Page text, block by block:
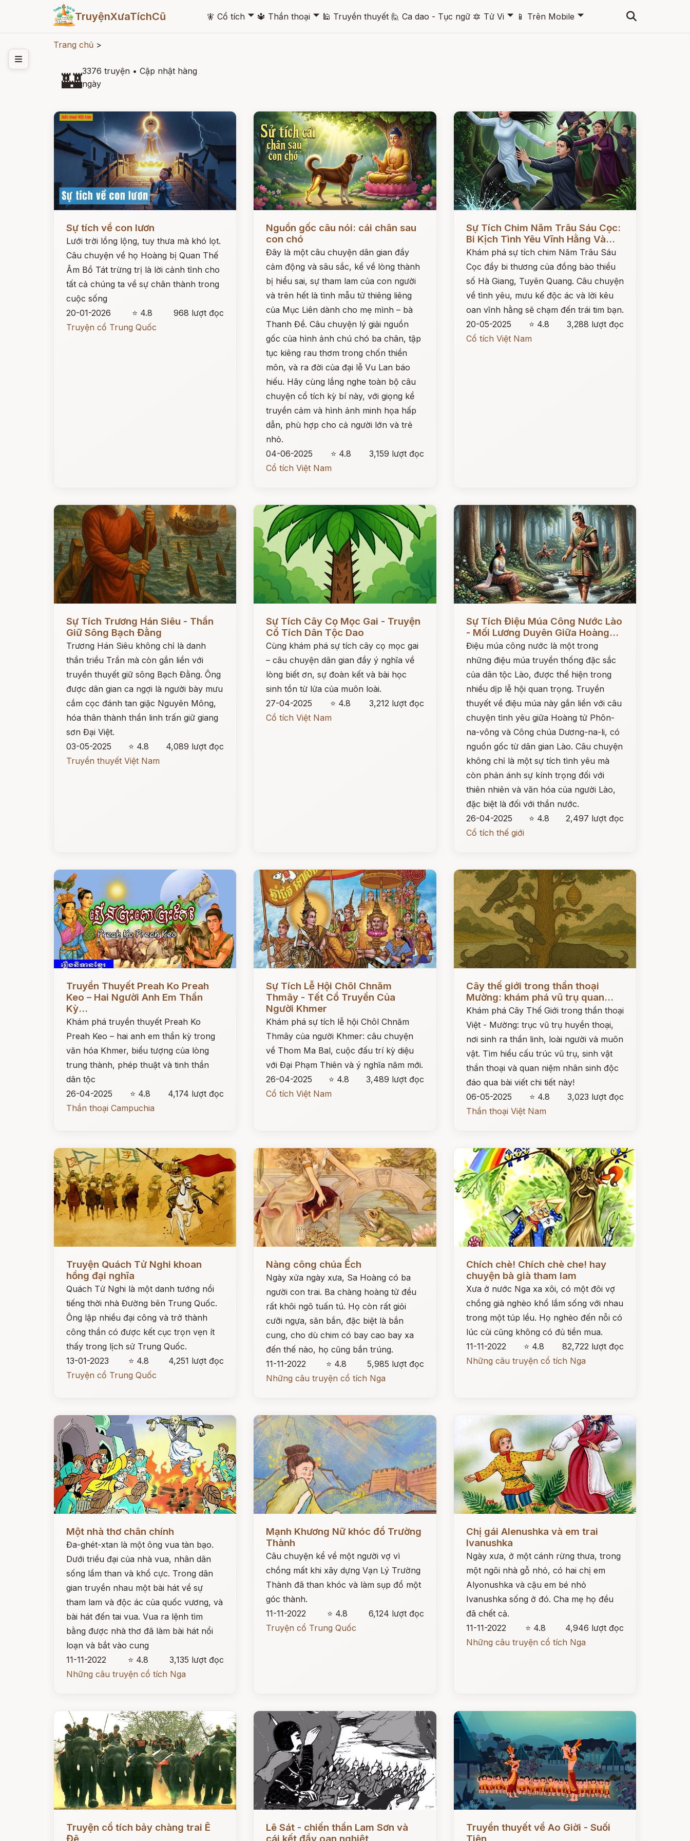
TruyệnXưaTíchCũ 🧚 Cổ tích 🞃 🔱 Thần thoại 🞃 🕌 Truyền thuyết 🙋 Ca dao - Tục ngữ 🔯 Tử Vi 🞃 📱 Trên Mobile 🞃
Trang chủ >
🏰3376 truyện • Cập nhật hàng
ngày
Sự tích về con lươn
Lưới trời lồng lộng, tuy thưa mà khó lọt.
Câu chuyện về họ Hoàng bị Quan Thế
Âm Bồ Tát trừng trị là lời cảnh tỉnh cho
tất cả chúng ta về sự chân thành trong
cuộc sống
20-01-2026
⭐ 4.8
968 lượt đọc
Truyện cổ Trung Quốc
Đọc ngay
Nguồn gốc câu nói: cái chân sau
con chó
Đây là một câu chuyện dân gian đầy
cảm động và sâu sắc, kể về lòng thành
bị hiểu sai, sự tham lam của con người
và trên hết là tình mẫu tử thiêng liêng
của Mục Liên dành cho mẹ mình – bà
Thanh Đề. Câu chuyện lý giải nguồn
gốc của hình ảnh chú chó ba chân, tập
tục kiêng rau thơm trong chốn thiền
môn, và ra đời của đại lễ Vu Lan báo
hiếu. Hãy cùng lắng nghe toàn bộ câu
chuyện cổ tích kỳ bí này, với giọng kể
truyền cảm và hình ảnh minh họa hấp
dẫn, phù hợp cho cả người lớn và trẻ
nhỏ.
04-06-2025
⭐ 4.8
3,159 lượt đọc
Cổ tích Việt Nam
Sự Tích Chim Năm Trâu Sáu Cọc:
Bi Kịch Tình Yêu Vĩnh Hằng Và...
Khám phá sự tích chim Năm Trâu Sáu
Cọc đầy bi thương của đồng bào thiểu
số Hà Giang, Tuyên Quang. Câu chuyện
về tình yêu, mưu kế độc ác và lời kêu
oan vĩnh hằng sẽ chạm đến trái tim bạn.
20-05-2025
⭐ 4.8
3,288 lượt đọc
Cổ tích Việt Nam
Sự Tích Trương Hán Siêu - Thần
Giữ Sông Bạch Đằng
Trương Hán Siêu không chỉ là danh
thần triều Trần mà còn gắn liền với
truyền thuyết giữ sông Bạch Đằng. Ông
được dân gian ca ngợi là người bày mưu
cắm cọc đánh tan giặc Nguyên Mông,
hóa thân thành thần linh trấn giữ giang
sơn Đại Việt.
03-05-2025
⭐ 4.8
4,089 lượt đọc
Truyền thuyết Việt Nam
Sự Tích Cây Cọ Mọc Gai - Truyện
Cổ Tích Dân Tộc Dao
Cùng khám phá sự tích cây cọ mọc gai
– câu chuyện dân gian đầy ý nghĩa về
lòng biết ơn, sự đoàn kết và bài học
sinh tồn từ lửa của muôn loài.
27-04-2025
⭐ 4.8
3,212 lượt đọc
Cổ tích Việt Nam
Sự Tích Điệu Múa Công Nước Lào
- Mối Lương Duyên Giữa Hoàng...
Điệu múa công nước là một trong
những điệu múa truyền thống đặc sắc
của dân tộc Lào, được thể hiện trong
nhiều dịp lễ hội quan trọng. Truyền
thuyết về điệu múa này gắn liền với câu
chuyện tình yêu giữa Hoàng tử Phôn-
na-vông và Công chúa Dương-na-li, có
nguồn gốc từ dân gian Lào. Câu chuyện
không chỉ là một sự tích tình yêu mà
còn phản ánh sự kính trọng đối với
thiên nhiên và văn hóa của người Lào,
đặc biệt là đối với thần nước.
26-04-2025
⭐ 4.8
2,497 lượt đọc
Cổ tích thế giới
Đọc ngay
Truyền Thuyết Preah Ko Preah
Keo – Hai Người Anh Em Thần
Kỳ...
Khám phá truyền thuyết Preah Ko
Preah Keo – hai anh em thần kỳ trong
văn hóa Khmer, biểu tượng của lòng
trung thành, phép thuật và tinh thần
dân tộc
26-04-2025
⭐ 4.8
4,174 lượt đọc
Thần thoại Campuchia
Sự Tích Lễ Hội Chôl Chnăm
Thmây - Tết Cổ Truyền Của
Người Khmer
Khám phá sự tích lễ hội Chôl Chnăm
Thmây của người Khmer: câu chuyện
về Thom Ma Bal, cuộc đấu trí kỳ diệu
với Đại Phạm Thiên và ý nghĩa năm mới.
26-04-2025
⭐ 4.8
3,489 lượt đọc
Cổ tích Việt Nam
Cây thế giới trong thần thoại
Mường: khám phá vũ trụ quan...
Khám phá Cây Thế Giới trong thần thoại
Việt - Mường: trục vũ trụ huyền thoại,
nơi sinh ra thần linh, loài người và muôn
vật. Tìm hiểu cấu trúc vũ trụ, sinh vật
thần thoại và quan niệm nhân sinh độc
đáo qua bài viết chi tiết này!
06-05-2025
⭐ 4.8
3,023 lượt đọc
Thần thoại Việt Nam
Truyện Quách Tử Nghi khoan
hồng đại nghĩa
Quách Tử Nghi là một danh tướng nổi
tiếng thời nhà Đường bên Trung Quốc.
Ông lập nhiều đại công và trở thành
công thần có được kết cục trọn vẹn ít
thấy trong lịch sử Trung Quốc.
13-01-2023
⭐ 4.8
4,251 lượt đọc
Truyện cổ Trung Quốc
Nàng công chúa Ếch
Ngày xửa ngày xưa, Sa Hoàng có ba
người con trai. Ba chàng hoàng tử đều
rất khôi ngô tuấn tú. Họ còn rất giỏi
cưỡi ngựa, săn bắn, đặc biệt là bắn
cung, cho dù chim có bay cao bay xa
đến thế nào, họ cũng bắn trúng.
11-11-2022
⭐ 4.8
5,985 lượt đọc
Những câu truyện cổ tích Nga
Chích chè! Chích chè che! hay
chuyện bà già tham lam
Xưa ở nước Nga xa xôi, có một đôi vợ
chồng già nghèo khổ lắm sống với nhau
trong một túp lều. Họ nghèo đến nỗi có
lúc củi cũng không có đủ tiền mua.
11-11-2022
⭐ 4.8
82,722 lượt đọc
Những câu truyện cổ tích Nga
Một nhà thơ chân chính
Đa-ghét-xtan là một ông vua tàn bạo.
Dưới triều đại của nhà vua, nhân dân
sống lầm than và khổ cực. Trong dân
gian truyền nhau một bài hát về sự
tham lam và độc ác của quốc vương, và
bài hát đến tai vua. Vua ra lệnh tìm
bằng được nhà thơ đã làm bài hát nổi
loạn và bắt vào cung
11-11-2022
⭐ 4.8
3,135 lượt đọc
Những câu truyện cổ tích Nga
Mạnh Khương Nữ khóc đổ Trường
Thành
Câu chuyện kể về một người vợ vì
chồng mất khi xây dựng Vạn Lý Trường
Thành đã than khóc và làm sụp đổ một
góc thành.
11-11-2022
⭐ 4.8
6,124 lượt đọc
Truyện cổ Trung Quốc
Chị gái Alenushka và em trai
Ivanushka
Ngày xưa, ở một cánh rừng thưa, trong
một ngôi nhà gỗ nhỏ, có hai chị em
Alyonushka và cậu em bé nhỏ
Ivanushka sống ở đó. Cha mẹ họ đều
đã chết cả.
11-11-2022
⭐ 4.8
4,946 lượt đọc
Những câu truyện cổ tích Nga
Truyện cổ tích bảy chàng trai Ê
Lê Sát - chiến thần Lam Sơn và
Đọc ngay
Truyền thuyết về Ao Giời - Suối